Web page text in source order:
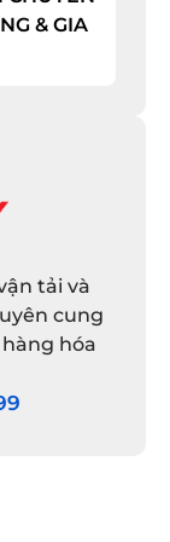
& GIA
tải và
cung
hóa